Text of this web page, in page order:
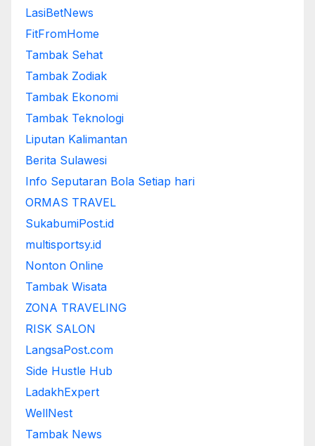
LasiBetNews
FitFromHome
Tambak Sehat
Tambak Zodiak
Tambak Ekonomi
Tambak Teknologi
Liputan Kalimantan
Berita Sulawesi
Info Seputaran Bola Setiap hari
ORMAS TRAVEL
SukabumiPost.id
multisportsy.id
Nonton Online
Tambak Wisata
ZONA TRAVELING
RISK SALON
LangsaPost.com
Side Hustle Hub
LadakhExpert
WellNest
Tambak News